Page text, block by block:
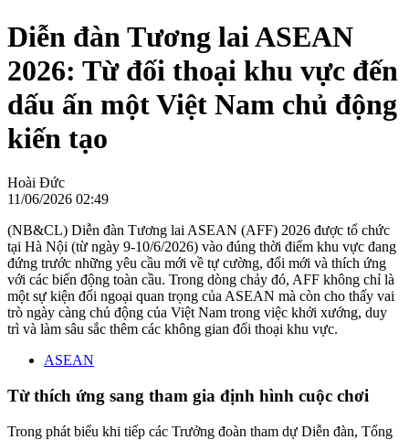
Diễn đàn Tương lai ASEAN
2026: Từ đối thoại khu vực đến
dấu ấn một Việt Nam chủ động
kiến tạo
Hoài Đức
11/06/2026 02:49
(NB&CL) Diễn đàn Tương lai ASEAN (AFF) 2026 được tổ chức
tại Hà Nội (từ ngày 9-10/6/2026) vào đúng thời điểm khu vực đang
đứng trước những yêu cầu mới về tự cường, đổi mới và thích ứng
với các biến động toàn cầu. Trong dòng chảy đó, AFF không chỉ là
một sự kiện đối ngoại quan trọng của ASEAN mà còn cho thấy vai
trò ngày càng chủ động của Việt Nam trong việc khởi xướng, duy
trì và làm sâu sắc thêm các không gian đối thoại khu vực.
ASEAN
Từ thích ứng sang tham gia định hình cuộc chơi
Trong phát biểu khi tiếp các Trưởng đoàn tham dự Diễn đàn, Tổng